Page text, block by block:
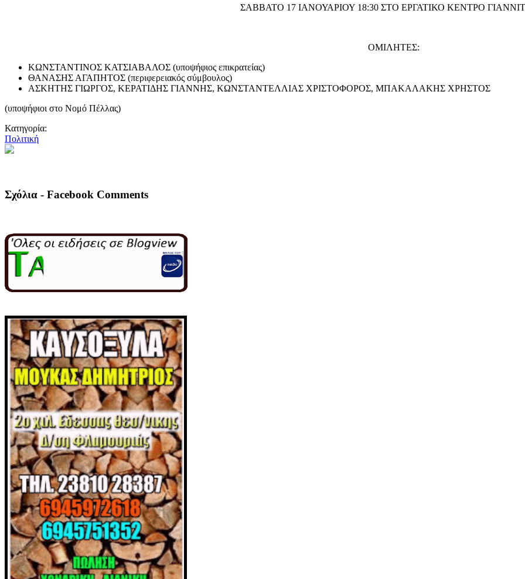
ΣΑΒΒΑΤΟ 17 ΙΑΝΟΥΑΡΙΟΥ 18:30 ΣΤΟ ΕΡΓΑΤΙΚΟ ΚΕΝΤΡΟ
ΟΜΙΛΗΤΕΣ:
ΚΩΝΣΤΑΝΤΙΝΟΣ ΚΑΤΣΙΑΒΑΛΟΣ (υποψήφιος επικρατείας)
ΘΑΝΑΣΗΣ ΑΓΑΠΗΤΟΣ (περιφερειακός σύμβουλος)
ΑΣΚΗΤΗΣ ΓΙΩΡΓΟΣ, ΚΕΡΑΤΙΔΗΣ ΓΙΑΝΝΗΣ, ΚΩΝΣΤΑΝΤΕΛΛΙΑΣ ΧΡΙΣΤΟΦΟΡΟΣ, ΜΠΑΚΑΛΑΚΗΣ ΧΡΗΣΤΟΣ
(υποψήφιοι στο Νομό Πέλλας)
Κατηγορία:
Πολιτική
Σχόλια - Facebook Comments